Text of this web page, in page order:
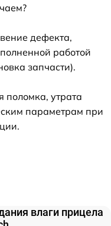
дефекта,
работой
запчасти).
утрата
параметрам при
влаги прицела